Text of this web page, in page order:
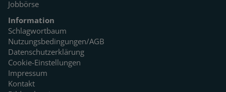
Jobbörse
Information
Schlagwortbaum
Nutzungsbedingungen/AGB
Datenschutzerklärung
Cookie-Einstellungen
Impressum
Kontakt